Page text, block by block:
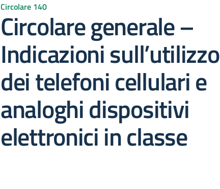
Circolare 140
Circolare generale –
Indicazioni sull’utilizzo
dei telefoni cellulari e
analoghi dispositivi
elettronici in classe